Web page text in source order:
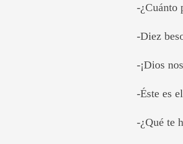
-¿Cuánto
-Diez
-¡Dios
-Éste es
-¿Qué te